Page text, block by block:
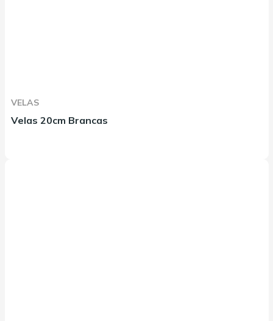
VELAS
Velas 20cm Brancas